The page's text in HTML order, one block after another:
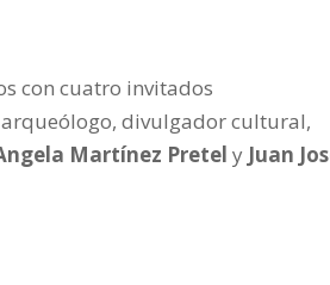
con cuatro invitados
divulgador cultural,
Martínez Pretel y Juan